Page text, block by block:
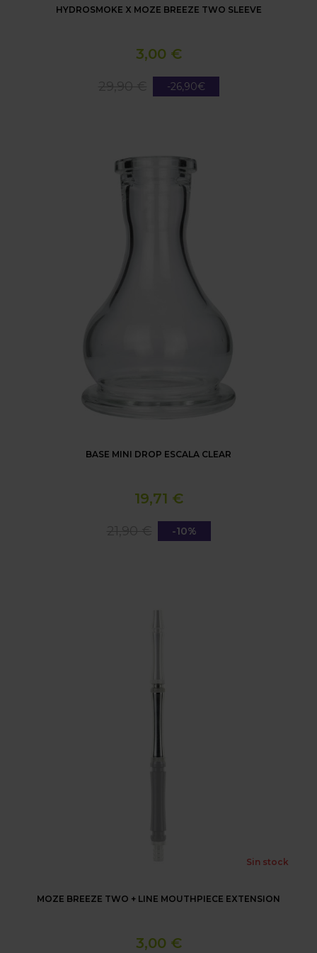
HYDROSMOKE X MOZE BREEZE TWO SLEEVE
3,00 €
-26,90€
BASE MINI DROP ESCALA CLEAR
19,71 €
-10%
Sin stock
MOZE BREEZE TWO + LINE MOUTHPIECE EXTENSION
3,00 €